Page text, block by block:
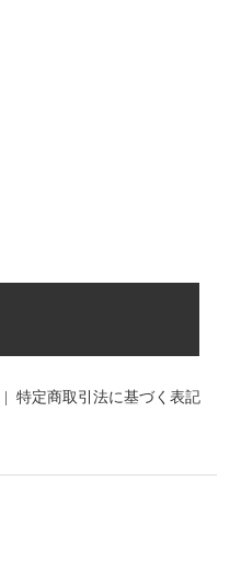
特定商取引法に基づく表記